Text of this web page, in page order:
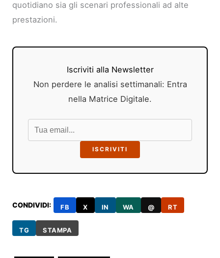
quotidiano sia gli scenari professionali ad alte
prestazioni.
Iscriviti alla Newsletter
Non perdere le analisi settimanali: Entra
nella Matrice Digitale.
ISCRIVITI
CONDIVIDI: FB X IN WA @ RT
TG STAMPA